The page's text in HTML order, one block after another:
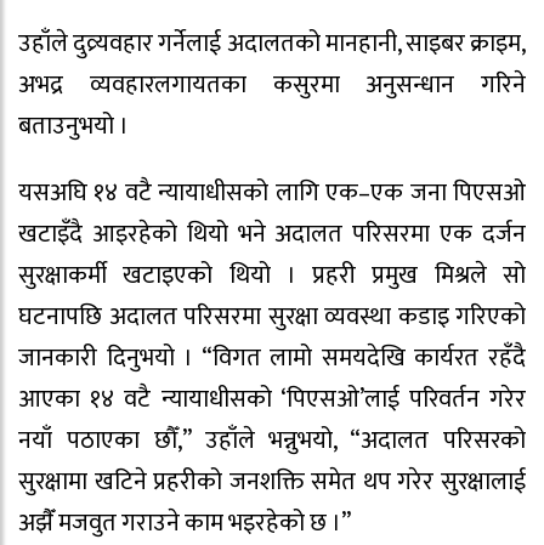
उहाँले दुव्र्यवहार गर्नेलाई अदालतको मानहानी, साइबर क्राइम,
अभद्र व्यवहारलगायतका कसुरमा अनुसन्धान गरिने
बताउनुभयो ।
यसअघि १४ वटै न्यायाधीसको लागि एक–एक जना पिएसओ
खटाइँदै आइरहेको थियो भने अदालत परिसरमा एक दर्जन
सुरक्षाकर्मी खटाइएको थियो । प्रहरी प्रमुख मिश्रले सो
घटनापछि अदालत परिसरमा सुरक्षा व्यवस्था कडाइ गरिएको
जानकारी दिनुभयो । “विगत लामो समयदेखि कार्यरत रहँदै
आएका १४ वटै न्यायाधीसको ‘पिएसओ’लाई परिवर्तन गरेर
नयाँ पठाएका छौँ,” उहाँले भन्नुभयो, “अदालत परिसरको
सुरक्षामा खटिने प्रहरीको जनशक्ति समेत थप गरेर सुरक्षालाई
अझैँ मजवुत गराउने काम भइरहेको छ ।”